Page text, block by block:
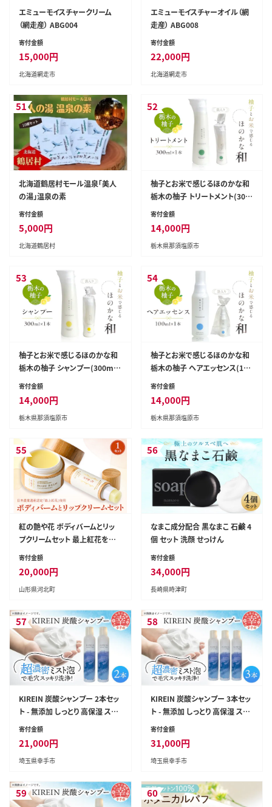
エミューモイスチャークリーム
（網走産） ABG004
寄付金額
15,000円
北海道網走市
エミューモイスチャーオイル（網
走産） ABG008
寄付金額
22,000円
北海道網走市
51
北海道鶴居村モール温泉「美人
の湯」温泉の素
寄付金額
5,000円
北海道鶴居村
52
柚子とお米で感じるほのかな和
栃木の柚子 トリートメント(300
ml×1本) 【栃木県 那須塩原市】
寄付金額
14,000円
栃木県那須塩原市
53
柚子とお米で感じるほのかな和
栃木の柚子 シャンプー(300ml
×1本) 【栃木県 那須塩原市】 ns
047-007
寄付金額
14,000円
栃木県那須塩原市
54
柚子とお米で感じるほのかな和
栃木の柚子 ヘアエッセンス(100
ml×1本) 【栃木県 那須塩原市】
ns047-006
寄付金額
14,000円
栃木県那須塩原市
55
紅の艶や花 ボディバームとリッ
プクリームセット 最上紅花を使
用した無添加コスメシリーズ【水
進化粧】
寄付金額
20,000円
山形県河北町
56
なまこ成分配合 黒なまこ 石鹸 4
個 セット 洗顔 せっけん
寄付金額
34,000円
長崎県時津町
57
KIREIN 炭酸シャンプー 2本セッ
ト - 無添加 しっとり 高保湿 スッ
キリ 癒し シャンプー 炭酸シャン
ージケア KIREIN
寄付金額
21,000円
埼玉県幸手市
58
KIREIN 炭酸シャンプー 3本セッ
ト - 無添加 しっとり 高保湿 スッ
キリ 癒し シャンプー 炭酸シャン
ージケア KIREIN
寄付金額
31,000円
埼玉県幸手市
59 60